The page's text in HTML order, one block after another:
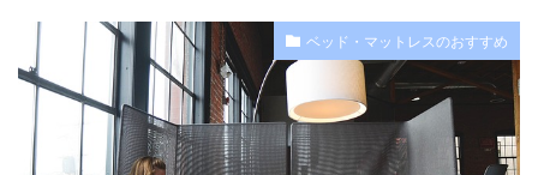
ベッド・マットレスのおすすめ